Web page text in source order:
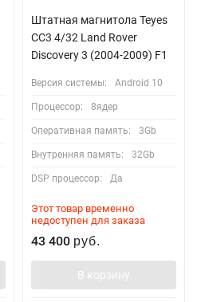
Штатная магнитола Teyes
CC3 4/32 Land Rover
Discovery 3 (2004-2009) F1
Версия системы: Android 10
Процессор: 8ядер
Оперативная память: 3Gb
Внутренняя память: 32Gb
DSP процессор: Да
Этот товар временно
недоступен для заказа
43 400 руб.
В корзину